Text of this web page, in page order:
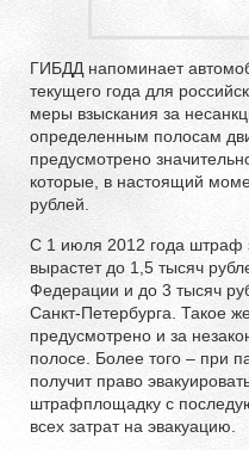
ГИБДД напоминает
текущего года для
меры взыскания за
определенным полосам
предусмотрено
которые, в настоящий
рублей.
С 1 июля 2012 года штраф
вырастет до 1,5 тысяч
Федерации и до 3 тысяч
Санкт-Петербурга. Такое
предусмотрено и за
полосе. Более того – при
получит право
штрафплощадку с
всех затрат на эвакуацию.